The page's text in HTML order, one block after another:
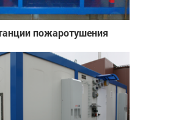
пожаротушения